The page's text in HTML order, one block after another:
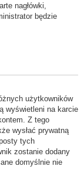
nagłówki,
będzie
użytkowników
wyświetleni na karcie
Z tego
wysłać prywatną
tych
zostanie dodany
domyślnie nie